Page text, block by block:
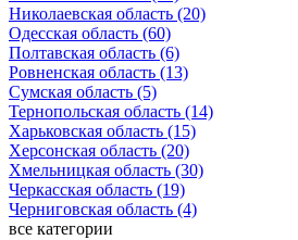
Николаевская область (20)
Одесская область (60)
Полтавская область (6)
Ровненская область (13)
Сумская область (5)
Тернопольская область (14)
Харьковская область (15)
Херсонская область (20)
Хмельницкая область (30)
Черкасская область (19)
Черниговская область (4)
все категории